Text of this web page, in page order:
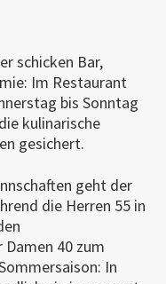
schicken Bar,
Im Restaurant
bis Sonntag
kulinarische
gesichert.
geht der
die Herren 55 in
40 zum
In